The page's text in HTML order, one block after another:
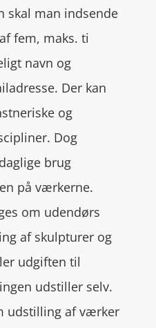
skal man indsende
fem, maks. ti
navn og
Der kan
og
Dog
brug
på værkerne.
om udendørs
af skulpturer og
udgiften til
udstiller selv.
udstilling af værker